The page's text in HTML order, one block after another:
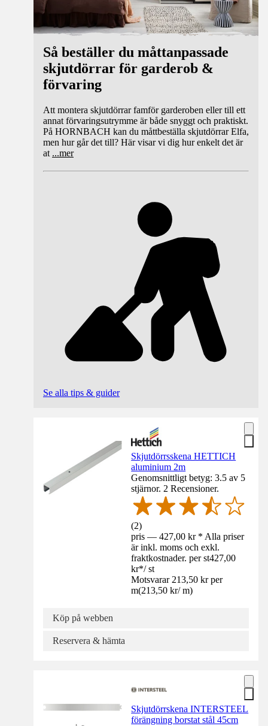
Så beställer du måttanpassade
skjutdörrar för garderob &
förvaring
Att montera skjutdörrar famför garderoben eller till ett
annat förvaringsutrymme är både snyggt och praktiskt.
På HORNBACH kan du måttbeställa skjutdörrar Elfa,
men hur går det till? Här visar vi dig hur enkelt det är
at ...mer
Se alla tips & guider
Skjutdörrsskena HETTICH
aluminium 2m
Genomsnittligt betyg: 3.5 av 5
stjärnor. 2 Recensioner.
(2)
pris — 427,00 kr * Alla priser
är inkl. moms och exkl.
fraktkostnader. per st427,00
kr*/ st
Motsvarar 213,50 kr per
m(213,50 kr/ m)
Köp på webben
Reservera & hämta
Skjutdörrskena INTERSTEEL
förängning borstat stål 45cm